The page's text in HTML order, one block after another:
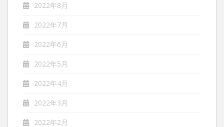
2022年8月
2022年7月
2022年6月
2022年5月
2022年4月
2022年3月
2022年2月